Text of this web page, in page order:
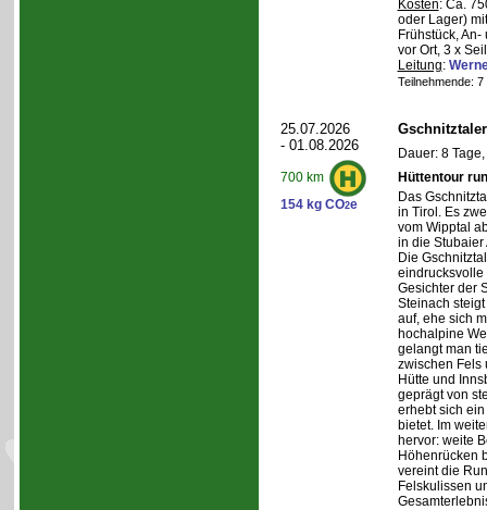
Kosten: Ca.
oder Lager)
Frühstück,
vor Ort, 3 x
Leitung:
Teilnehmende:
25.07.2026
- 01.08.2026
700 km
154 kg CO2e
Dauer: 8
Hüttentour
Das
in Tirol. Es
vom Wipptal
in die Stubaier
Die
Gesichter der
Steinach
auf, ehe sich
hochalpine
gelangt man
zwischen Fels
Hütte und
geprägt von
erhebt sich
bietet. Im
hervor: weite
Höhenrücken
vereint die
Felskulissen